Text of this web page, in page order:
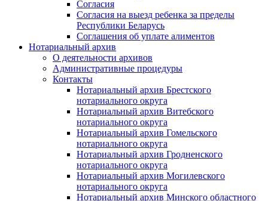
Согласия
Согласия на выезд ребенка за пределы
Республики Беларусь
Соглашения об уплате алиментов
Нотариальный архив
О деятельности архивов
Административные процедуры
Контакты
Нотариальный архив Брестского
нотариального округа
Нотариальный архив Витебского
нотариального округа
Нотариальный архив Гомельского
нотариального округа
Нотариальный архив Гродненского
нотариального округа
Нотариальный архив Могилевского
нотариального округа
Нотариальный архив Минского областного